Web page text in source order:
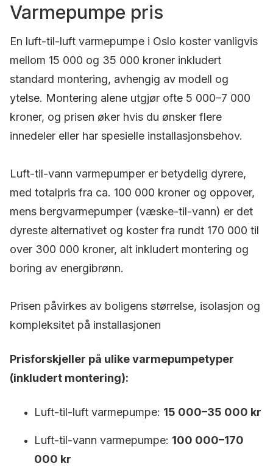
Varmepumpe pris
En luft-til-luft varmepumpe i Oslo koster vanligvis
mellom 15 000 og 35 000 kroner inkludert
standard montering, avhengig av modell og
ytelse. Montering alene utgjør ofte 5 000–7 000
kroner, og prisen øker hvis du ønsker flere
innedeler eller har spesielle installasjonsbehov.
Luft-til-vann varmepumper er betydelig dyrere,
med totalpris fra ca. 100 000 kroner og oppover,
mens bergvarmepumper (væske-til-vann) er det
dyreste alternativet og koster fra rundt 170 000 til
over 300 000 kroner, alt inkludert montering og
boring av energibrønn.
Prisen påvirkes av boligens størrelse, isolasjon og
kompleksitet på installasjonen
Prisforskjeller på ulike varmepumpetyper
(inkludert montering):
Luft-til-luft varmepumpe: 15 000–35 000 kr
Luft-til-vann varmepumpe: 100 000–170
000 kr